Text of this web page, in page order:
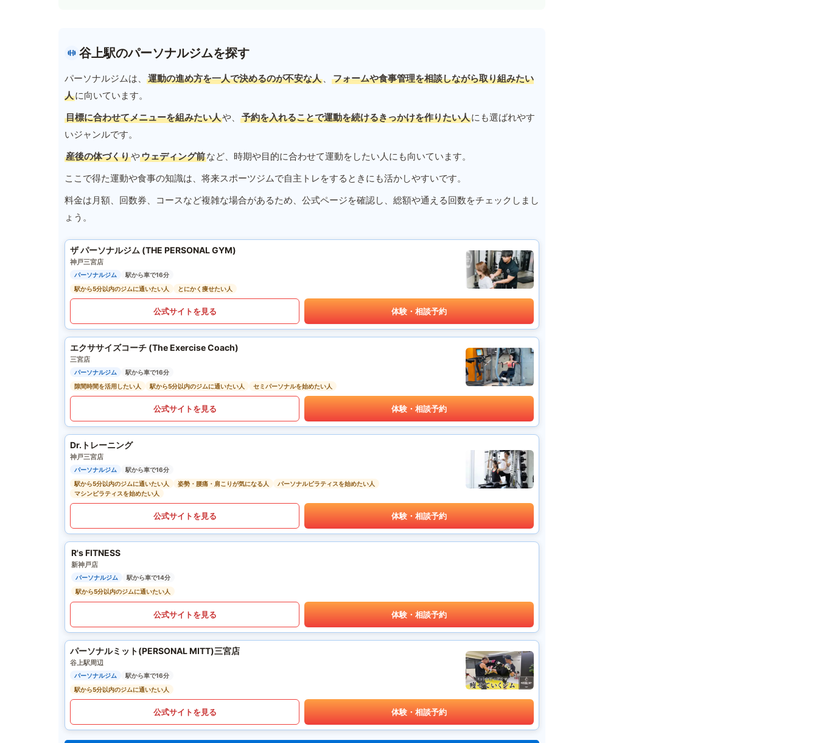
谷上駅のパーソナルジムを探す
パーソナルジムは、 運動の進め方を一人で決めるのが不安な人 、
フォームや食事管理を相談しながら取り組みたい
人に向いています。
目標に合わせてメニューを組みたい人や、 予約を入れることで運動を続けるきっかけを作りたい人にも選ばれやす
いジャンルです。
産後の体づくりやウェディング前など、時期や目的に合わせて運動をしたい人にも向いています。
ここで得た運動や食事の知識は、将来スポーツジムで自主トレをするときにも活かしやすいです。
料金は月額、回数券、コースなど複雑な場合があるため、公式ページを確認し、総額や通える回数をチェックしまし
ょう。
ザ パーソナルジム (THE PERSONAL GYM)
神戸三宮店
パーソナルジム
駅から車で16分
駅から5分以内のジムに通いたい人
とにかく痩せたい人
公式サイトを見る 体験・相談予約
エクササイズコーチ (The Exercise Coach)
三宮店
パーソナルジム
駅から車で16分
隙間時間を活用したい人
駅から5分以内のジムに通いたい人 セミパーソナルを始めたい人
公式サイトを見る 体験・相談予約
Dr.トレーニング
神戸三宮店
パーソナルジム
駅から車で16分
駅から5分以内のジムに通いたい人
姿勢・腰痛・肩こりが気になる人
パーソナルピラティスを始めたい人
マシンピラティスを始めたい人
公式サイトを見る 体験・相談予約
R's FITNESS
新神戸店
パーソナルジム
駅から車で14分
駅から5分以内のジムに通いたい人
公式サイトを見る 体験・相談予約
パーソナルミット(PERSONAL MITT)三宮店
谷上駅周辺
パーソナルジム
駅から車で16分
駅から5分以内のジムに通いたい人
公式サイトを見る 体験・相談予約